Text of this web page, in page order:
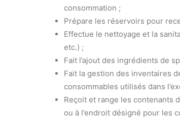
consommation ;
Prépare les réservoirs pour
Effectue le nettoyage et la
etc.) ;
Fait l’ajout des ingrédients de
Fait la gestion des inventaires
consommables utilisés dans
Reçoit et range les contenants
ou à l’endroit désigné pour les